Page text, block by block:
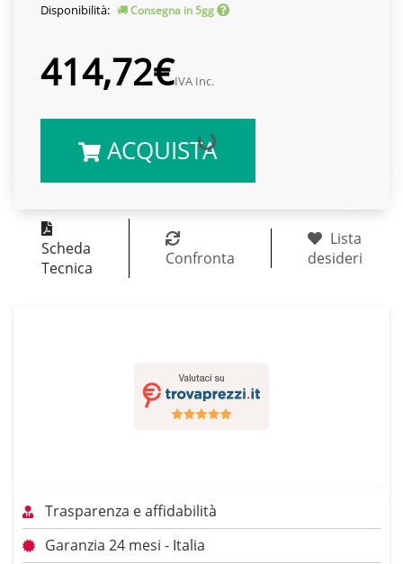
Disponibilità:
Consegna in 5gg
414,72€IVA Inc.
ACQUISTA
Scheda
Tecnica
Confronta
Lista
desideri
Trasparenza e affidabilità
Garanzia 24 mesi - Italia